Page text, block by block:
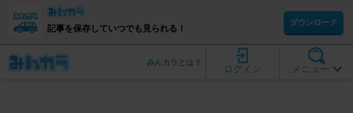
記事を保存していつでも見られる！
ダウンロード
メニュー
ログイン
みんカラとは？